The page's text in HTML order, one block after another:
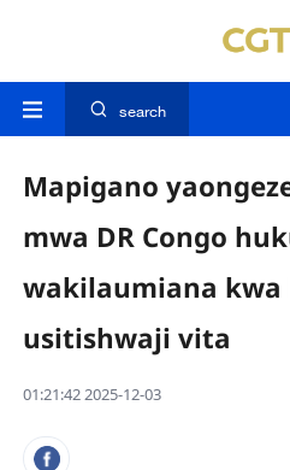
search
Mapigano
mwa DR Congo
wakilaumiana
usitishwaji vita
01:21:42 2025-12-03